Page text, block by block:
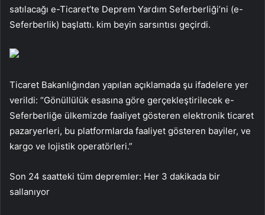
satılacağı e-Ticaret’te Deprem Yardım Seferberliği’ni (e-
Seferberlik) başlattı. kim beyin sarsıntısı geçirdi.
Ticaret Bakanlığından yapılan açıklamada şu ifadelere yer
verildi: “Gönüllülük esasına göre gerçekleştirilecek e-
Seferberliğe ülkemizde faaliyet gösteren elektronik ticaret
pazaryerleri, bu platformlarda faaliyet gösteren bayiler, ve
kargo ve lojistik operatörleri.”
Son 24 saatteki tüm depremler: Her 3 dakikada bir
sallanıyor